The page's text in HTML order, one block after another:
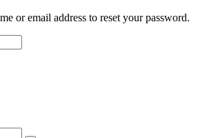
or email address to reset your password.